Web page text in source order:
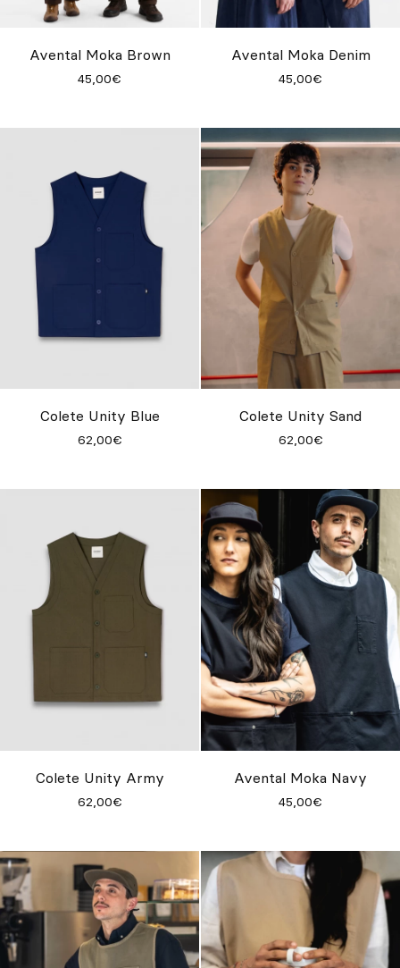
Inspire-se
FR DE
Avental Moka Brown
45,00€
Avental Moka Denim
45,00€
Colete Unity Blue
62,00€
Colete Unity Sand
62,00€
Colete Unity Army
62,00€
Avental Moka Navy
45,00€